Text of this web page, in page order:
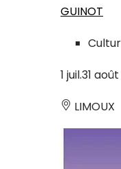
GUINOT
1 juil.31 août
LIMOUX